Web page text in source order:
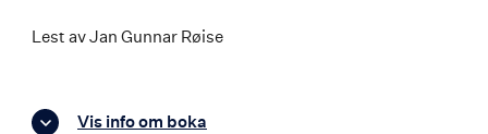
Lest av Jan Gunnar Røise
Vis info om boka